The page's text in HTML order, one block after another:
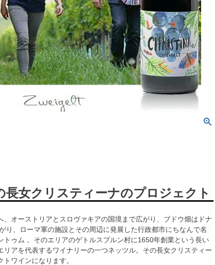
長女クリスティーナのプロジェクト
、オーストリアとスロヴァキアの国境まで広がり、ブドウ畑はドナ
り、ローマ軍の施設とその周辺に発展した行政都市にちなんで名
トゥム 。そのエリアのゲトルスブルン村に1650年創業という長い
リアを代表するワイナリーの一つネッツル。その長女クリスティー
ワインになります。